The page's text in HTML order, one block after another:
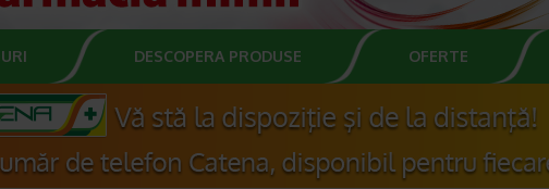
DESCOPERA PRODUSE OFERTE